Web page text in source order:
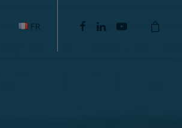
FR